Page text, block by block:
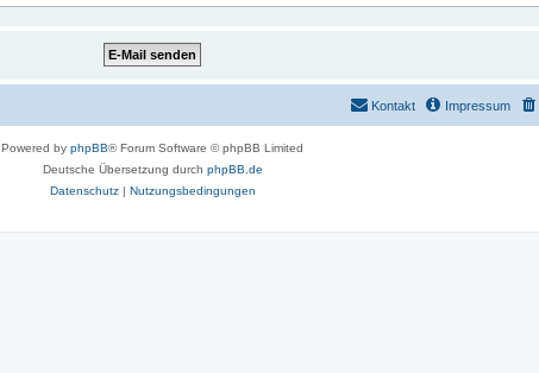
Impressum
Kontakt
Powered by phpBB® Forum Software © phpBB Limited
Deutsche Übersetzung durch phpBB.de
Datenschutz| Nutzungsbedingungen